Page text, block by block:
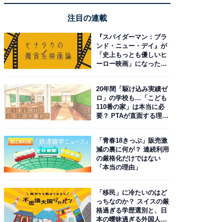
注目の連載
『スパイダーマン：ブラ
ンド・ニュー・デイ』が
「史上もっとも優しいヒ
ーロー映画」になった理
20年間「駆け込み実績ゼ
ロ」の学校も…「こども
110番の家」は本当に必
要？ PTAが直面する理想
「青春18きっぷ」販売激
減の裏に何が？ 連続利用
の厳格化だけではない
「本当の理由」
「移民」に冷たいのはど
っちなのか？ スイスの厳
格過ぎる学歴選別と、日
本の曖昧過ぎる外国人政